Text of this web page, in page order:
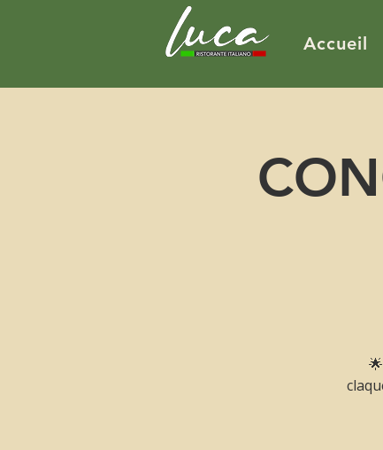
Accueil